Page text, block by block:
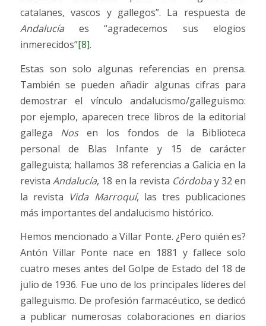
catalanes, vascos y gallegos”. La respuesta de
Andalucíaes “agradecemos sus elogios
inmerecidos”[8].
Estas son solo algunas referencias en prensa.
También se pueden añadir algunas cifras para
demostrar el vínculo andalucismo/galleguismo:
por ejemplo, aparecen trece libros de la editorial
gallega Nosen los fondos de la Biblioteca
personal de Blas Infante y 15 de carácter
galleguista; hallamos 38 referencias a Galicia en la
revistaAndalucía, 18 en la revista Córdobay 32 en
la revista Vida Marroquí, las tres publicaciones
más importantes del andalucismo histórico.
Hemos mencionado a Villar Ponte. ¿Pero quién es?
Antón Villar Ponte nace en 1881 y fallece solo
cuatro meses antes del Golpe de Estado del 18 de
julio de 1936. Fue uno de los principales líderes del
galleguismo. De profesión farmacéutico, se dedicó
a publicar numerosas colaboraciones en diarios